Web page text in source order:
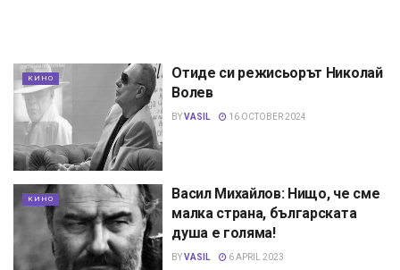
КИНО
Отиде си режисьорът Николай
Волев
BYVASIL 16 OCTOBER 2024
КИНО
Васил Михайлов: Нищо, че сме
малка страна, българската
душа е голяма!
BYVASIL 6 APRIL 2023